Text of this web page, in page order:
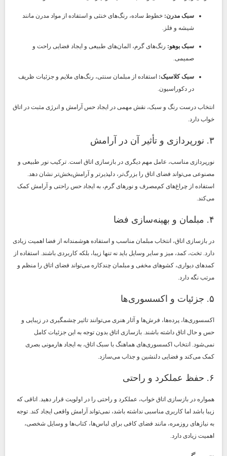
سبک مدرن: خطوط ساده، رنگ‌های خنثی و استفاده از مواد مدرن مانند
شیشه و فلز.
سبک بوهو: رنگ‌های گرم، المان‌های طبیعی و ایجاد فضایی راحت و
صمیمی.
سبک کلاسیک: استفاده از مبلمان سنتی، رنگ‌های ملایم و جزئیات ظریف
در دکوراسیون.
انتخاب درست رنگ و سبک، نقش مهمی در ایجاد حس آرامش و انرژی مثبت در اتاق
خواب دارد.
۳. نورپردازی و تأثیر آن در آرامش
نورپردازی مناسب، عامل مهم دیگری در بازسازی اتاق است. ترکیب نور طبیعی و
مصنوعی می‌تواند فضای اتاق را بزرگ‌تر، دلپذیرتر و آرامش‌بخش‌تر نشان دهد.
استفاده از چراغ‌های کم‌مصرف و نورهای گرم، به ایجاد حس راحتی و آرامش کمک
می‌کند.
۴. مبلمان و بهینه‌سازی فضا
در بازسازی اتاق، انتخاب مبلمان مناسب و استفاده هوشمندانه از فضا اهمیت زیادی
دارد. تخت، کمد، میز و سایر وسایل باید نه تنها زیبا، بلکه کاربردی باشند. استفاده از
کمدهای دیواری، کشوهای مخفی و مبلمان چندکاره می‌تواند فضای اتاق را منظم و
مرتب نگه دارد.
۵. جزئیات و اکسسوری‌ها
اکسسوری‌ها، پرده‌ها، فرش‌ها و آثار هنری می‌توانند تاثیر چشمگیری در زیبایی و
حس و حال اتاق داشته باشند. بازسازی اتاق بدون توجه به این جزئیات کامل
نمی‌شود. انتخاب اکسسوری‌های هماهنگ با سبک اتاق، به ایجاد هارمونی بصری
کمک می‌کند و فضایی دلنشین و جذاب می‌سازد.
۶. حفظ عملکرد و راحتی
همواره در بازسازی اتاق خواب، عملکرد و راحتی را در اولویت قرار دهید. اتاقی که
زیبا باشد اما کاربری مناسبی نداشته باشد، نمی‌تواند آرامش واقعی ایجاد کند. توجه
به نیازهای روزمره، مانند فضای کافی برای لباس‌ها، کتاب‌ها و وسایل شخصی،
اهمیت زیادی دارد.